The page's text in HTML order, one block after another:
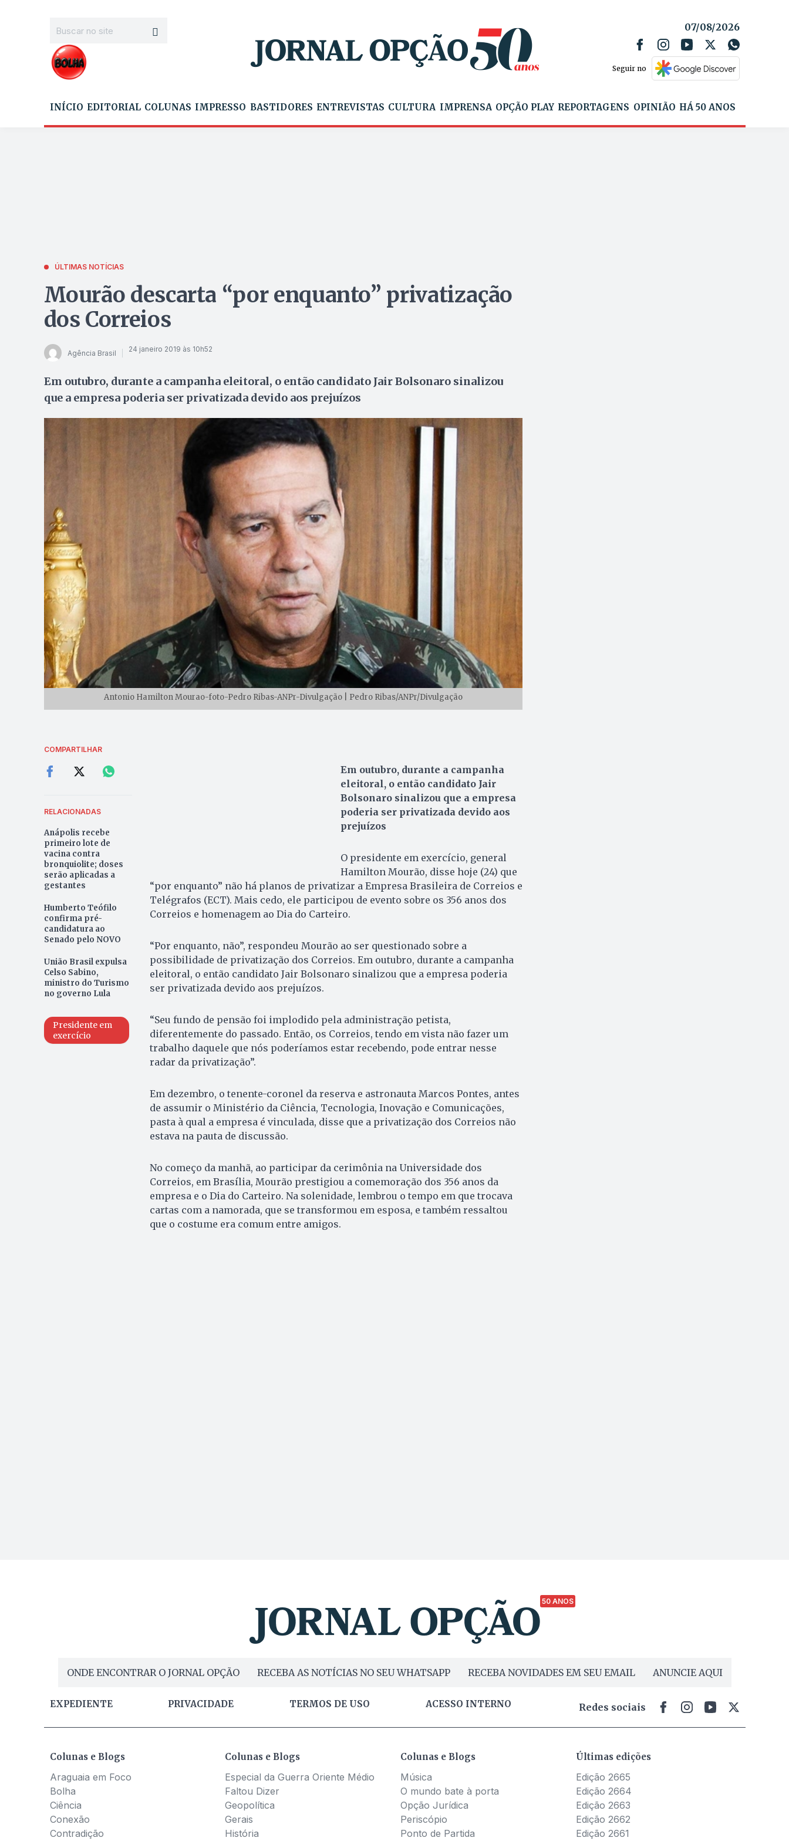
07/08/2026
Seguir no
INÍCIO EDITORIAL COLUNAS IMPRESSO BASTIDORES ENTREVISTAS CULTURA IMPRENSA OPÇÃO PLAY REPORTAGENS OPINIÃO HÁ 50 ANOS
ÚLTIMAS NOTÍCIAS
Mourão descarta “por enquanto” privatização
dos Correios
Agência Brasil 24 janeiro 2019 às 10h52
Em outubro, durante a campanha eleitoral, o então candidato Jair Bolsonaro sinalizou
que a empresa poderia ser privatizada devido aos prejuízos
Antonio Hamilton Mourao-foto-Pedro Ribas-ANPr-Divulgação | Pedro Ribas/ANPr/Divulgação
COMPARTILHAR
RELACIONADAS
Anápolis recebe
primeiro lote de
vacina contra
bronquiolite; doses
serão aplicadas a
gestantes
Humberto Teófilo
confirma pré-
candidatura ao
Senado pelo NOVO
União Brasil expulsa
Celso Sabino,
ministro do Turismo
no governo Lula
Presidente em
exercício
Em outubro, durante a campanha
eleitoral, o então candidato Jair
Bolsonaro sinalizou que a empresa
poderia ser privatizada devido aos
prejuízos
O presidente em exercício, general
Hamilton Mourão, disse hoje (24) que
“por enquanto” não há planos de privatizar a Empresa Brasileira de Correios e
Telégrafos (ECT). Mais cedo, ele participou de evento sobre os 356 anos dos
Correios e homenagem ao Dia do Carteiro.
“Por enquanto, não”, respondeu Mourão ao ser questionado sobre a
possibilidade de privatização dos Correios. Em outubro, durante a campanha
eleitoral, o então candidato Jair Bolsonaro sinalizou que a empresa poderia
ser privatizada devido aos prejuízos.
“Seu fundo de pensão foi implodido pela administração petista,
diferentemente do passado. Então, os Correios, tendo em vista não fazer um
trabalho daquele que nós poderíamos estar recebendo, pode entrar nesse
radar da privatização”.
Em dezembro, o tenente-coronel da reserva e astronauta Marcos Pontes, antes
de assumir o Ministério da Ciência, Tecnologia, Inovação e Comunicações,
pasta à qual a empresa é vinculada, disse que a privatização dos Correios não
estava na pauta de discussão.
No começo da manhã, ao participar da cerimônia na Universidade dos
Correios, em Brasília, Mourão prestigiou a comemoração dos 356 anos da
empresa e o Dia do Carteiro. Na solenidade, lembrou o tempo em que trocava
cartas com a namorada, que se transformou em esposa, e também ressaltou
que o costume era comum entre amigos.
50 ANOS
ONDE ENCONTRAR O JORNAL OPÇÃO RECEBA AS NOTÍCIAS NO SEU WHATSAPP RECEBA NOVIDADES EM SEU EMAIL ANUNCIE AQUI
EXPEDIENTE PRIVACIDADE TERMOS DE USO ACESSO INTERNO Redes sociais
Colunas e Blogs
Araguaia em Foco
Bolha
Ciência
Conexão
Contradição
Colunas e Blogs
Especial da Guerra Oriente Médio
Faltou Dizer
Geopolítica
Gerais
História
Colunas e Blogs
Música
O mundo bate à porta
Opção Jurídica
Periscópio
Ponto de Partida
Últimas edições
Edição 2665
Edição 2664
Edição 2663
Edição 2662
Edição 2661